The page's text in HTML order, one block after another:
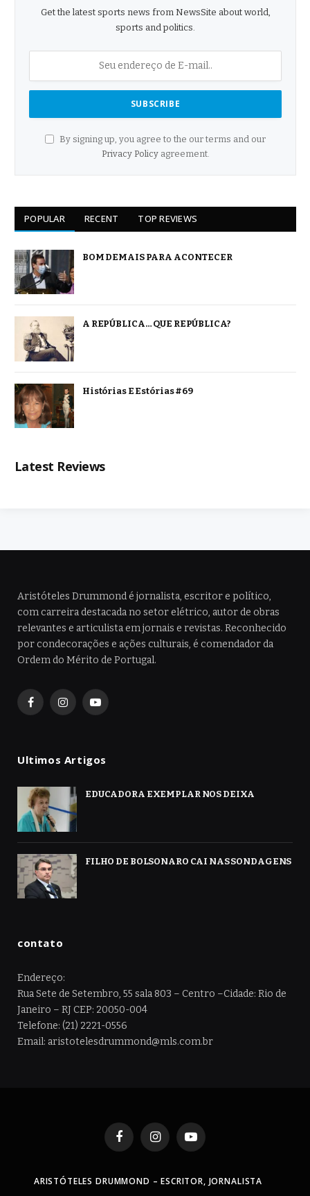
Get the latest sports news from NewsSite about world,
sports and politics.
By signing up, you agree to the our terms and our
Privacy Policyagreement.
POPULAR RECENT TOP REVIEWS
BOM DEMAIS PARA ACONTECER
A REPÚBLICA… QUE REPÚBLICA?
Histórias E Estórias #69
Latest Reviews
Aristóteles Drummond é jornalista, escritor e político,
com carreira destacada no setor elétrico, autor de obras
relevantes e articulista em jornais e revistas. Reconhecido
por condecorações e ações culturais, é comendador da
Ordem do Mérito de Portugal.
FacebookInstagramYouTube
Ultimos Artigos
EDUCADORA EXEMPLAR NOS DEIXA
FILHO DE BOLSONARO CAI NAS SONDAGENS
contato
Endereço:
Rua Sete de Setembro, 55 sala 803 – Centro –Cidade: Rio de
Janeiro – RJ CEP: 20050-004
Telefone: (21) 2221-0556
Email: aristotelesdrummond@mls.com.br
FacebookInstagramYouTube
ARISTÓTELES DRUMMOND – ESCRITOR, JORNALISTA